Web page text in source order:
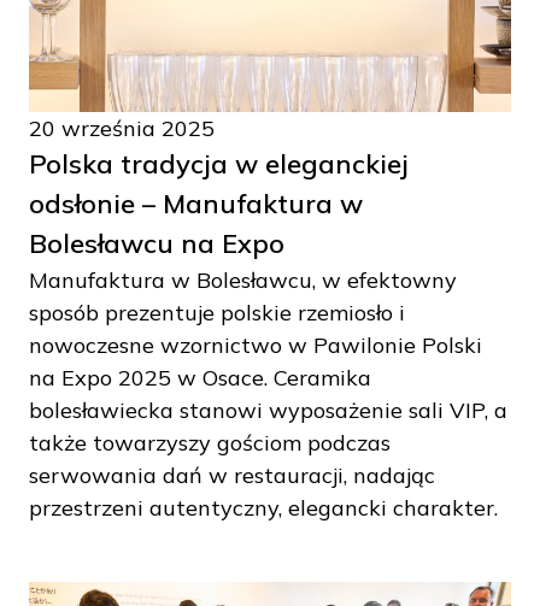
20 września 2025
Polska tradycja w eleganckiej
odsłonie – Manufaktura w
Bolesławcu na Expo
Manufaktura w Bolesławcu, w efektowny
sposób prezentuje polskie rzemiosło i
nowoczesne wzornictwo w Pawilonie Polski
na Expo 2025 w Osace. Ceramika
bolesławiecka stanowi wyposażenie sali VIP, a
także towarzyszy gościom podczas
serwowania dań w restauracji, nadając
przestrzeni autentyczny, elegancki charakter.